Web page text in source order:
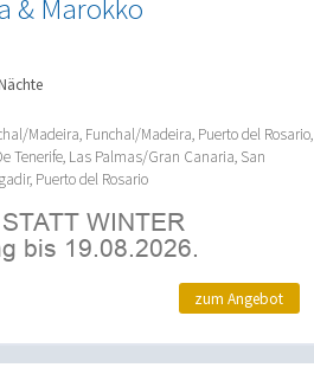
& Marokko
Madeira, Funchal/Madeira, Puerto del Rosario,
Tenerife, Las Palmas/Gran Canaria, San
Puerto del Rosario
zum Angebot